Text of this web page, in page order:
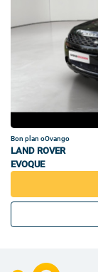
Bon plan oOvango
LAND ROVER
EVOQUE